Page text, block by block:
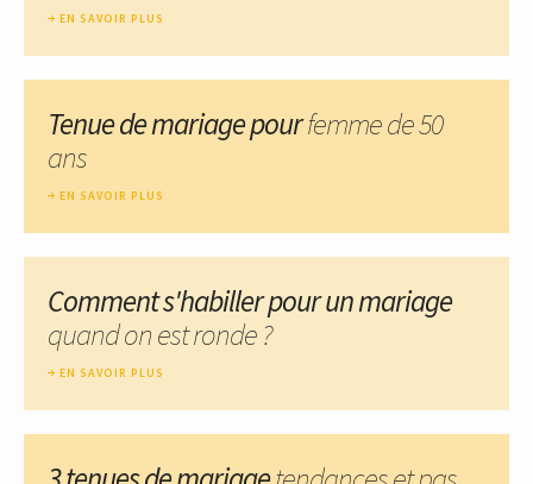
EN SAVOIR PLUS
Tenue de mariage pourfemme de 50
ans
EN SAVOIR PLUS
Comment s'habiller pour un mariage
quand on est ronde ?
EN SAVOIR PLUS